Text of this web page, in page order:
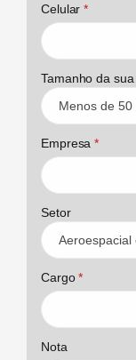
Celular*
Tamanho da
Empresa*
Setor
Cargo*
Nota